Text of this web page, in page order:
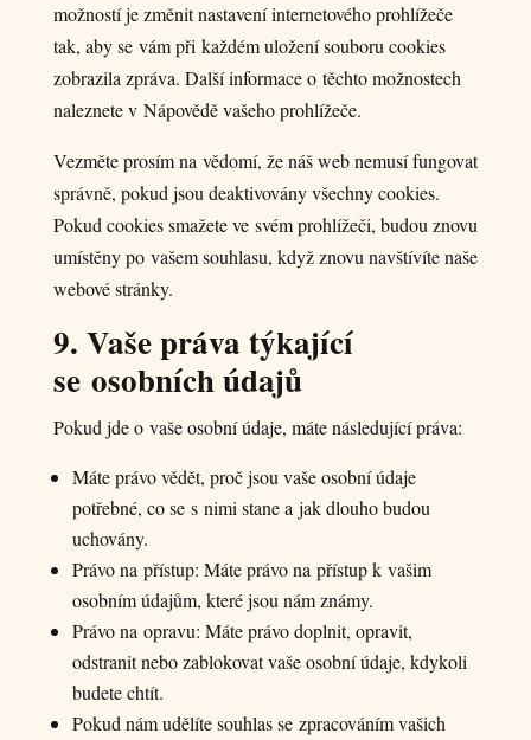
možností je změnit nastavení internetového prohlížeče
tak, aby se vám při každém uložení souboru cookies
zobrazila zpráva. Další informace o těchto možnostech
naleznete v Nápovědě vašeho prohlížeče.
Vezměte prosím na vědomí, že náš web nemusí fungovat
správně, pokud jsou deaktivovány všechny cookies.
Pokud cookies smažete ve svém prohlížeči, budou znovu
umístěny po vašem souhlasu, když znovu navštívíte naše
webové stránky.
9. Vaše práva týkající
se osobních údajů
Pokud jde o vaše osobní údaje, máte následující práva:
Máte právo vědět, proč jsou vaše osobní údaje
potřebné, co se s nimi stane a jak dlouho budou
uchovány.
Právo na přístup: Máte právo na přístup k vašim
osobním údajům, které jsou nám známy.
Právo na opravu: Máte právo doplnit, opravit,
odstranit nebo zablokovat vaše osobní údaje, kdykoli
budete chtít.
Pokud nám udělíte souhlas se zpracováním vašich